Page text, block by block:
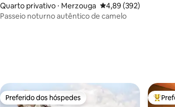
média de 5, 57 avaliações
Quarto privativo ⋅ Merzouga 4,89 de uma
4,89 (392)
Passeio noturno autêntico de camelo
Preferido dos hóspedes
Preferido dos hóspedes Entre